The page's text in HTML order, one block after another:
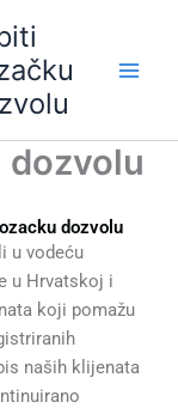
dozvolu
dozvolu
u vodeću
u Hrvatskoj i
koji pomažu
naših klijenata